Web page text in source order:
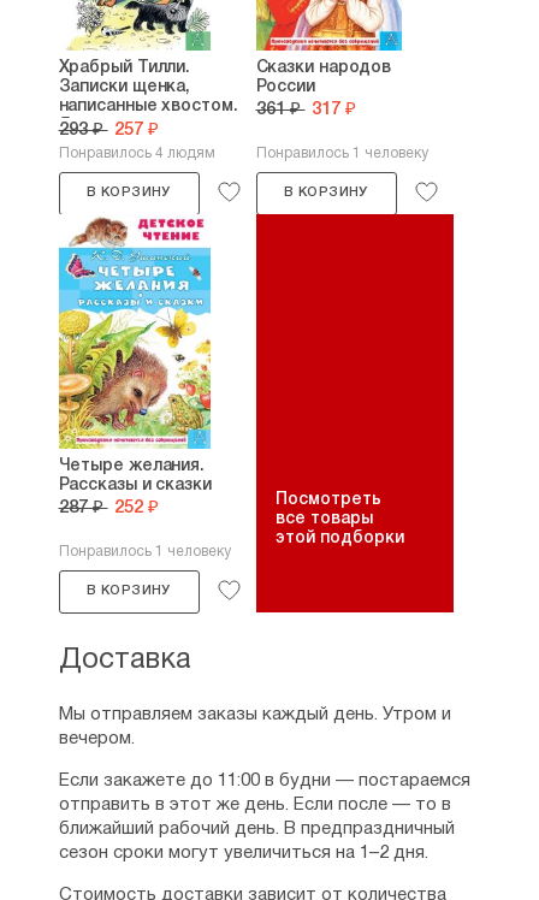
Храбрый Тилли.
Записки щенка,
написанные хвостом.
Ян...
293 ₽ 257 ₽
Понравилось 4 людям
В КОРЗИНУ
Сказки народов
России
361 ₽ 317 ₽
Понравилось 1 человеку
В КОРЗИНУ
Четыре желания.
Рассказы и сказки
287 ₽ 252 ₽
Понравилось 1 человеку
В КОРЗИНУ
Посмотреть
все товары
этой подборки
Доставка
Мы отправляем заказы каждый день. Утром и
вечером.
Если закажете до 11:00 в будни — постараемся
отправить в этот же день. Если после — то в
ближайший рабочий день. В предпраздничный
сезон сроки могут увеличиться на 1–2 дня.
Стоимость доставки зависит от количества